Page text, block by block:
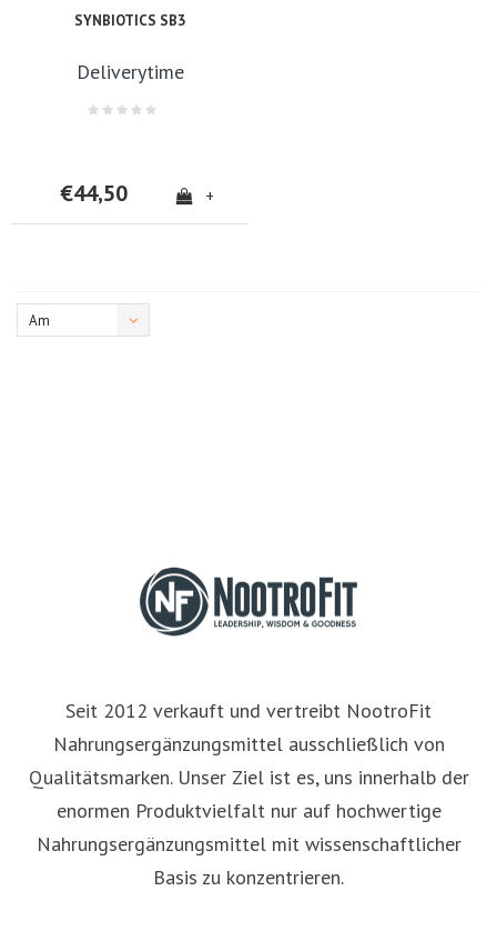
SYNBIOTICS SB3
Deliverytime
€44,50 +
Am
Seit 2012 verkauft und vertreibt NootroFit
Nahrungsergänzungsmittel ausschließlich von
Qualitätsmarken. Unser Ziel ist es, uns innerhalb der
enormen Produktvielfalt nur auf hochwertige
Nahrungsergänzungsmittel mit wissenschaftlicher
Basis zu konzentrieren.